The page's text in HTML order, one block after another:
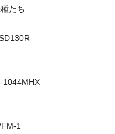
たち
1044MHX
1